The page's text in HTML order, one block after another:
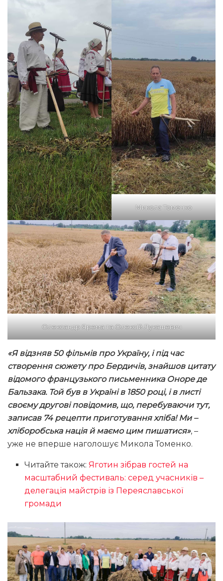
Микола Томенко
Олександр Ярема та Олексій Лукашевич
«Я відзняв 50 фільмів про Україну, і під час
створення сюжету про Бердичів, знайшов цитату
відомого французького письменника Оноре де
Бальзака. Той був в Україні в 1850 році, і в листі
своєму другові повідомив, що, перебуваючи тут,
записав 74 рецепти приготування хліба! Ми –
хліборобська нація й маємо цим пишатися», –
уже не вперше наголошує Микола Томенко.
Читайте також:Яготин зібрав гостей на
масштабний фестиваль: серед учасників –
делегація майстрів із Переяславської
громади